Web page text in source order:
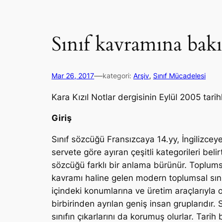
Sınıf kavramına
Mar 26, 2017—kategori: Arşiv, Sınıf Mücadelesi
Kara Kızıl Notlar dergisinin Eylül 2005
Giriş
Sınıf sözcüğü Fransızcaya 14.yy,
servete göre ayıran çeşitli kategorileri
sözcüğü farklı bir anlama bürünür.
kavramı haline gelen modern toplumsal
içindeki konumlarına ve üretim
birbirinden ayrılan geniş insan gruplarıdır.
sınıfın çıkarlarını da korumuş olurlar.